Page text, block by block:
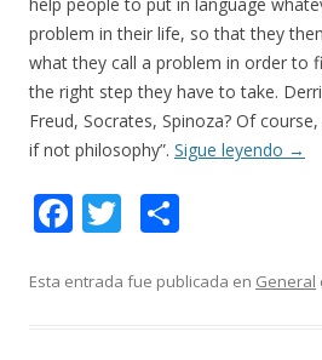
problem in their life, so that they
what they call a problem in order to
the right step they have to take.
Freud, Socrates, Spinoza? Of
if not philosophy”. Sigue leyendo →
F
e
T
itt m
Esta entrada fue publicada en General